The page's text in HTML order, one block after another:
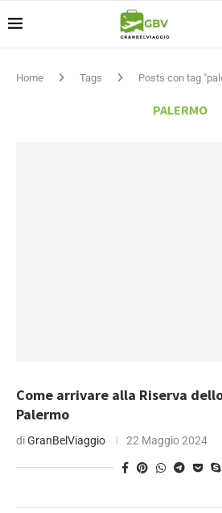
Home Tags Posts con tag
PALERMO
Come arrivare alla Riserva
Palermo
diGranBelViaggio 22 Maggio 2024